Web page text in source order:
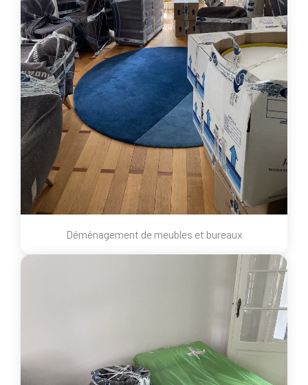
Déménagement de meubles et bureaux